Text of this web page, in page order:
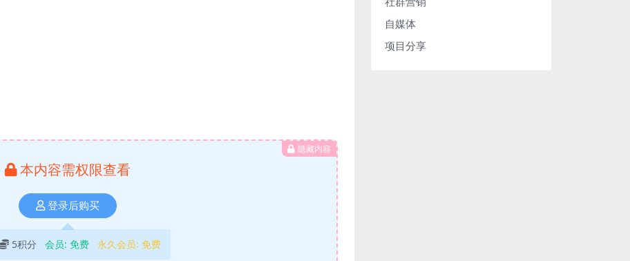
隐藏内容
本内容需权限查看
登录后购买
5积分 会员: 免费 永久会员: 免费
自媒体
项目分享